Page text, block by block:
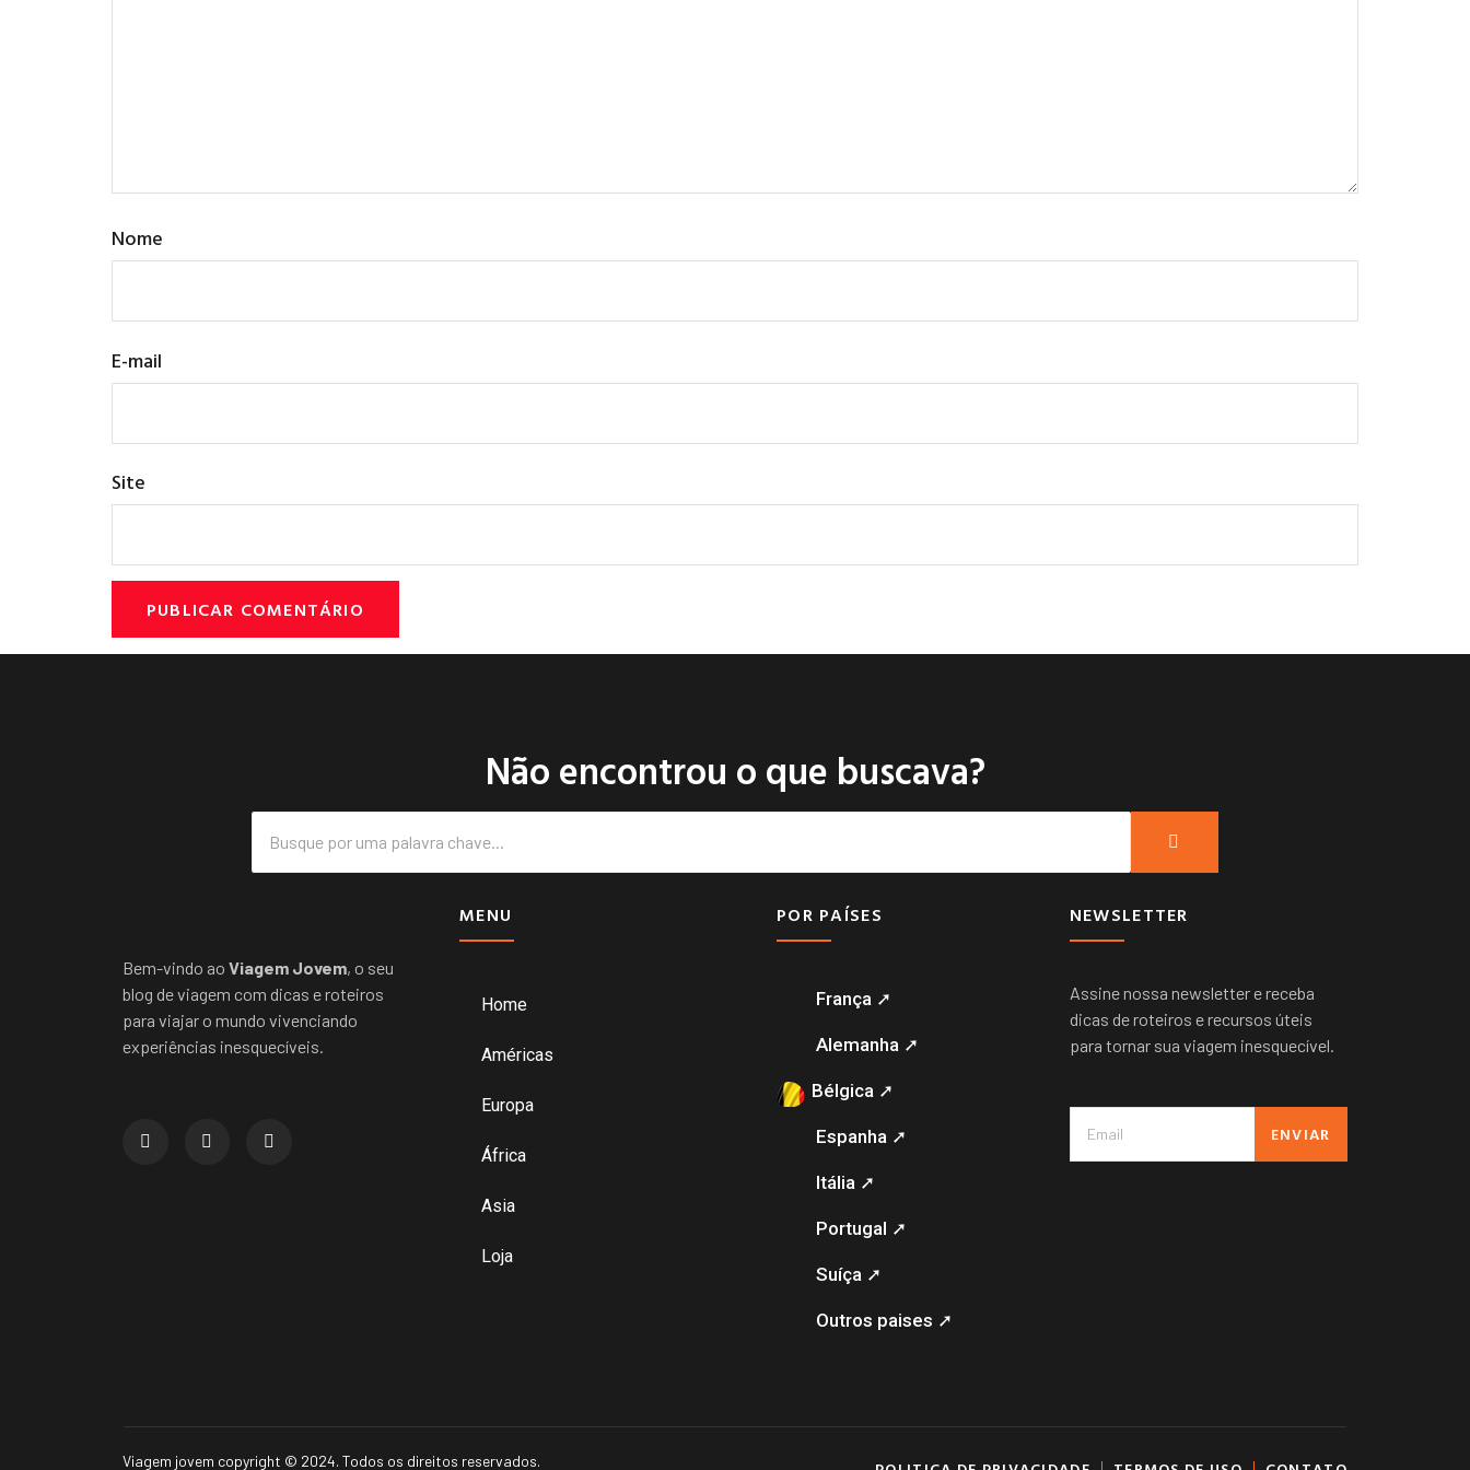
Nome
E-mail
Site
Não encontrou o que buscava?
Bem-vindo ao Viagem Jovem, o seu
blog de viagem com dicas e roteiros
para viajar o mundo vivenciando
experiências inesquecíveis.
MENU
Home
Américas
Europa
África
Asia
Loja
POR PAÍSES
França ➚
Alemanha ➚
Bélgica ➚
Espanha ➚
Itália ➚
Portugal ➚
Suíça ➚
Outros paises ➚
NEWSLETTER
Assine nossa newsletter e receba
dicas de roteiros e recursos úteis
para tornar sua viagem inesquecível.
ENVIAR
Viagem jovem copyright © 2024. Todos os direitos reservados.